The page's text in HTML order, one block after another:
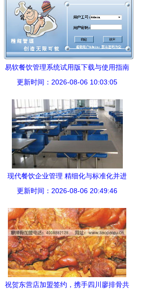
易软餐饮管理系统试用版下载与使用指南
更新时间：2026-08-06 10:03:05
现代餐饮企业管理 精细化与标准化并进
更新时间：2026-08-06 20:49:46
祝贺东营店加盟签约，携手四川廖排骨共